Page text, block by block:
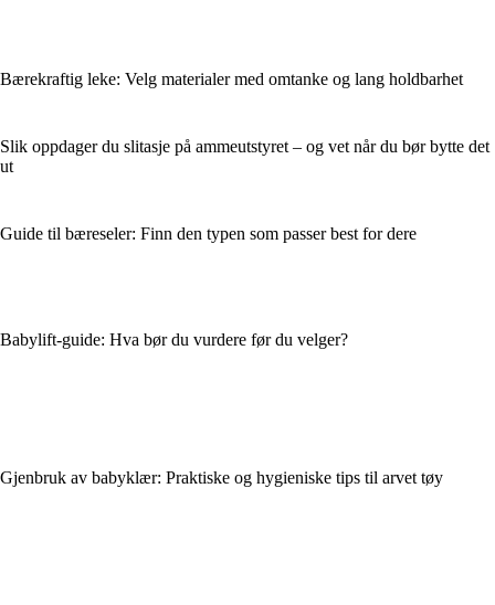
Bærekraftig leke: Velg materialer med omtanke og lang holdbarhet
Slik oppdager du slitasje på ammeutstyret – og vet når du bør bytte det
ut
Guide til bæreseler: Finn den typen som passer best for dere
Babylift-guide: Hva bør du vurdere før du velger?
Gjenbruk av babyklær: Praktiske og hygieniske tips til arvet tøy